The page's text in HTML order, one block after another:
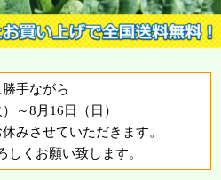
手ながら
～8月16日（日）
みさせていただきます。
しくお願い致します。